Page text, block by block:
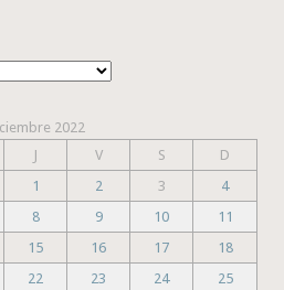
2022
J V S
D
1
2 3
4
8 9 10
11
15 16 17
18
22 23 24
25